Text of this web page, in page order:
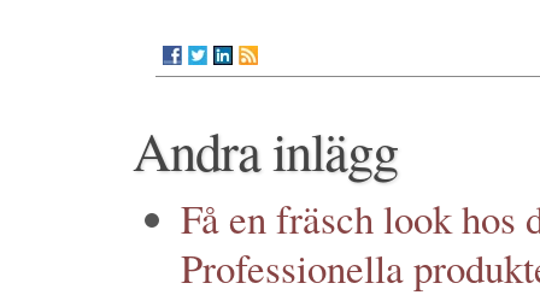
Andra inlägg
Få en fräsch look
Professionella